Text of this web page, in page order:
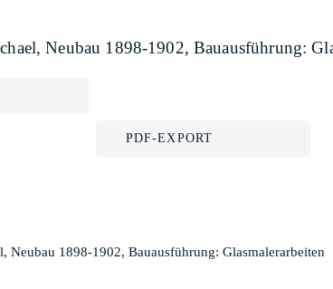
Neubau 1898-1902, Bauausführung:
PDF-EXPORT
Neubau 1898-1902, Bauausführung: Glasmalerarbeiten